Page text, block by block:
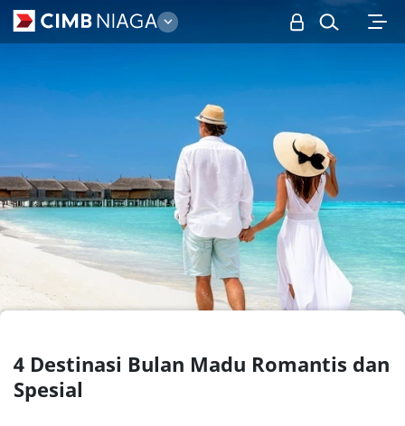
Personal
4 Destinasi Bulan Madu Romantis dan
Spesial